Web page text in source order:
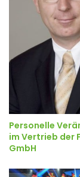
Personelle
im Vertrieb der
GmbH